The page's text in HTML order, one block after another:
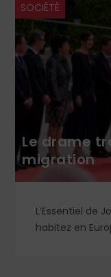
SOCIÉTÉ
Le drame
migration
L’Essentiel de
habitez en